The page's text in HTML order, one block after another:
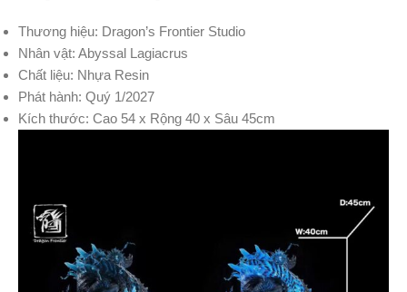
Thương hiệu: Dragon’s Frontier Studio
Nhân vật: Abyssal Lagiacrus
Chất liệu: Nhựa Resin
Phát hành: Quý 1/2027
Kích thước: Cao 54 x Rộng 40 x Sâu 45cm